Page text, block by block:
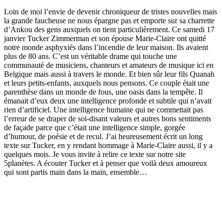
Loin de moi l’envie de devenir chroniqueur de tristes nouvelles mais
la grande faucheuse ne nous épargne pas et emporte sur sa charrette
d’Ankou des gens auxquels on tient particulièrement. Ce samedi 17
janvier Tucker Zimmerman et son épouse Marie-Claire ont quitté
notre monde asphyxiés dans l’incendie de leur maison. Ils avaient
plus de 80 ans. C’est un véritable drame qui touche une
communauté de musiciens, chanteurs et amateurs de musique ici en
Belgique mais aussi à travers le monde. Et bien sûr leur fils Quanah
et leurs petits-enfants, auxquels nous pensons. Ce couple était une
parenthèse dans un monde de fous, une oasis dans la tempête. Il
émanait d’eux deux une intelligence profonde et subtile qui n’avait
rien d’artificiel. Une intelligence humaine qui ne commettait pas
l’erreur de se draper de soi-disant valeurs et autres bons sentiments
de façade parce que c’était une intelligence simple, gorgée
d’humour, de poésie et de recul. J’ai heureusement écrit un long
texte sur Tucker, en y rendant hommage à Marie-Claire aussi, il y a
quelques mois. Je vous invite à relire ce texte sur notre site
5planètes. A écouter Tucker et à penser que voilà deux amoureux
qui sont partis main dans la main, ensemble…